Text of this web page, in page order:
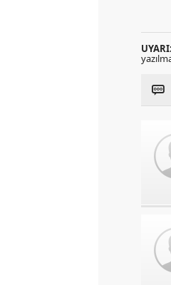
UYARI: